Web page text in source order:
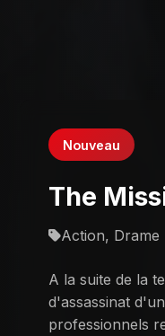
Nouveau
The
Action, Drame
A la suite de la
d'assassinat
professionnels